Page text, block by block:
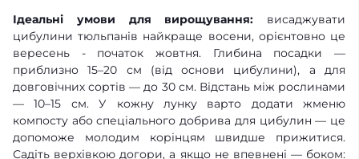
Ідеальні умови для вирощування: висаджувати
цибулини тюльпанів найкраще восени, орієнтовно це
вересень - початок жовтня. Глибина посадки —
приблизно 15–20 см (від основи цибулини), а для
довговічних сортів — до 30 см. Відстань між рослинами
— 10–15 см. У кожну лунку варто додати жменю
компосту або спеціального добрива для цибулин — це
допоможе молодим корінцям швидше прижитися.
Садіть верхівкою догори, а якщо не впевнені — боком: